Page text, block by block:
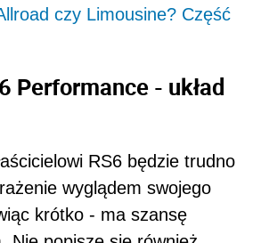
czy Limousine? Część
Performance - układ
RS6 będzie trudno
wyglądem swojego
krótko - ma szansę